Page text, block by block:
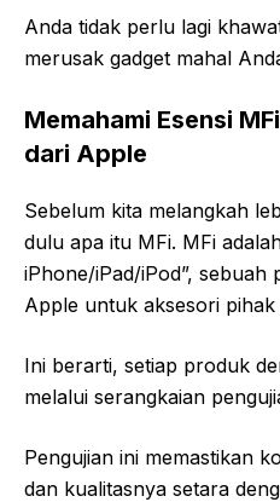
Anda tidak perlu lagi
merusak gadget mahal
Memahami Esensi
dari Apple
Sebelum kita melangkah
dulu apa itu MFi. MFi
iPhone/iPad/iPod”, sebuah
Apple untuk aksesori pihak
Ini berarti, setiap produk
melalui serangkaian
Pengujian ini memastikan
dan kualitasnya setara